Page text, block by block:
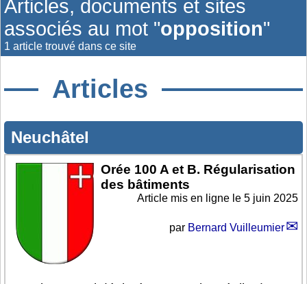
Articles, documents et sites
associés au mot "opposition"
1 article trouvé dans ce site
Articles
Neuchâtel
Orée 100 A et B. Régularisation
des bâtiments
Article mis en ligne le 5 juin 2025
par Bernard Vuilleumier